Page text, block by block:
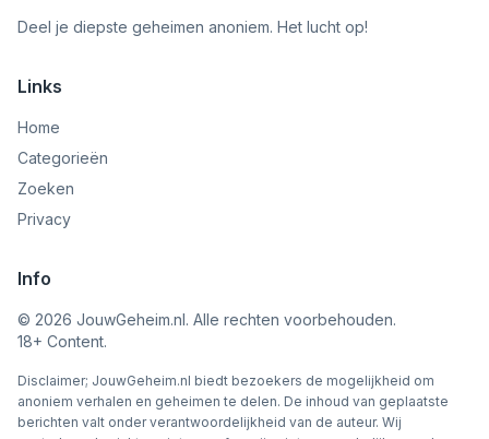
Deel je diepste geheimen anoniem. Het lucht op!
Links
Home
Categorieën
Zoeken
Privacy
Info
© 2026 JouwGeheim.nl. Alle rechten voorbehouden.
18+ Content.
Disclaimer; JouwGeheim.nl biedt bezoekers de mogelijkheid om
anoniem verhalen en geheimen te delen. De inhoud van geplaatste
berichten valt onder verantwoordelijkheid van de auteur. Wij